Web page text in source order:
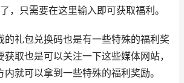
，只需要在这里输入即可获取福利。
礼包兑换码也是有一些特殊的福利奖
取也是可以关注一下这些媒体网站，
就可以拿到一些特殊的福利奖励。